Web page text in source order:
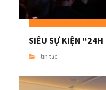
SIÊU SỰ KIỆN
tin tức